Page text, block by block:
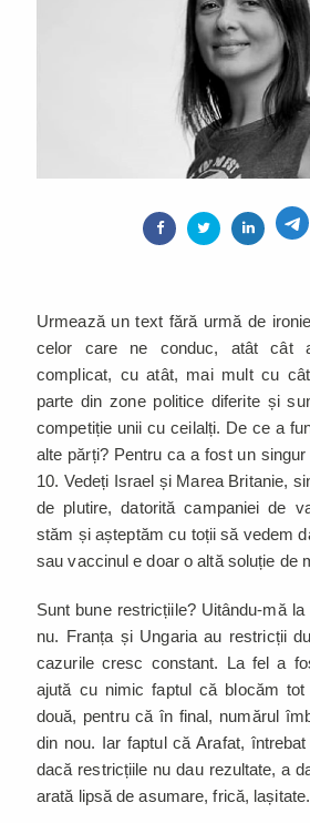
Urmează un text fără urmă de
celor care ne conduc, atât cât
complicat, cu atât, mai mult cu
parte din zone politice diferite și
competiție unii cu ceilalți. De ce a
alte părți? Pentru ca a fost un
10. Vedeți Israel și Marea Britanie,
de plutire, datorită campaniei de
stăm și așteptăm cu toții să vedem
sau vaccinul e doar o altă soluție de
Sunt bune restricțiile? Uitându-mă
nu. Franța și Ungaria au restricții
cazurile cresc constant. La fel a
ajută cu nimic faptul că blocăm
două, pentru că în final, numărul
din nou. Iar faptul că Arafat,
dacă restricțiile nu dau rezultate, a
arată lipsă de asumare, frică, lașitate.